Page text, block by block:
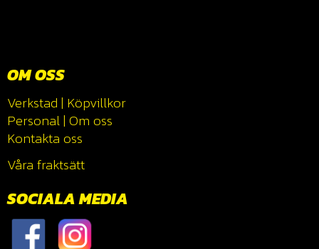
OM OSS
Verkstad | Köpvillkor
Personal| Om oss
Kontakta oss
Våra fraktsätt
SOCIALA MEDIA